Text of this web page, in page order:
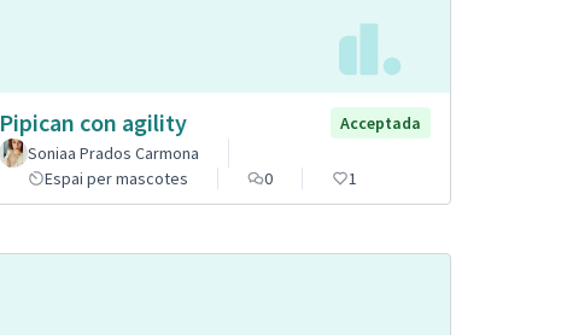
Pipican con agility
Acceptada
Soniaa Prados Carmona
Espai per mascotes
0 1